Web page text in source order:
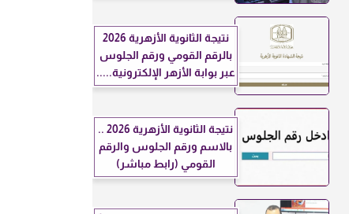
نتيجة الثانوية الأزهرية 2026
بالرقم القومي ورقم الجلوس
عبر بوابة الأزهر الإلكترونية.....
نتيجة الثانوية الأزهرية 2026 ..
بالاسم ورقم الجلوس والرقم
القومي (رابط مباشر)